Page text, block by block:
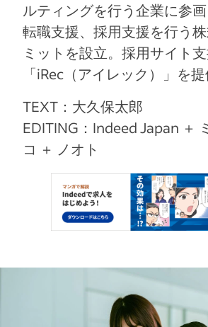
ルティングを行う企業に参
転職支援、採用支援を行う
ミットを設立。採用サイト
「iRec（アイレック）」を提
TEXT：大久保太郎
EDITING：Indeed Japan ＋
コ ＋ ノオト